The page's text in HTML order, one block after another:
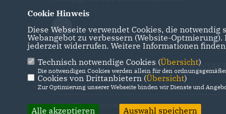
IMPRESSUM DATENSCHUTZ KONTAKT
@2026 CDU Stadtverband Jever
Cookie Hinweis
Diese Webseite verwendet Cookies, die
Webangebot zu verbessern (Website-
jederzeit widerrufen. Weitere Informationen
Technisch notwendige Cookies (Übersicht)
Die notwendigen Cookies werden allein für den
Cookies von Drittanbietern (Übersicht)
Zur Optimierung unserer Webseite binden wir Dienste und
Alle akzeptieren Auswahl speichern